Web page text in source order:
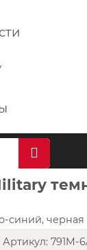
синий,
Артикул:791M-